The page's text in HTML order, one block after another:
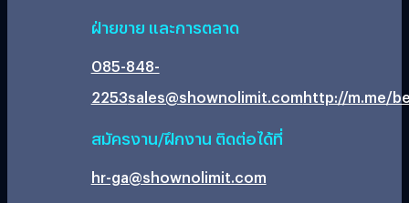
ฝ่ายขาย และการตลาด
085-848-
2253sales@shownolimit.comhttp://m.me/
สมัครงาน/ฝึกงาน ติดต่อได้ที่
hr-ga@shownolimit.com